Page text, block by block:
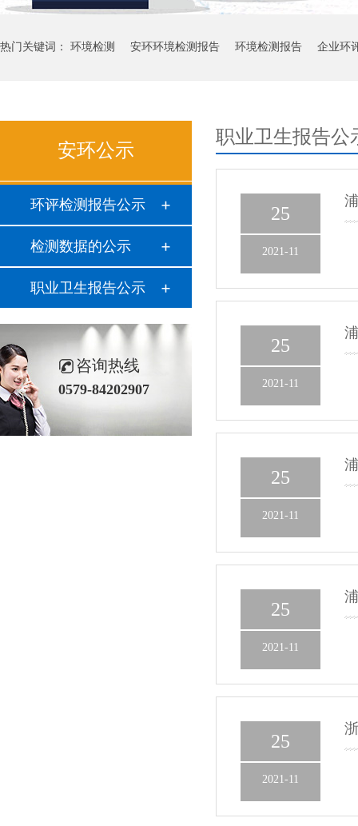
热门关键词： 环境检测 安环环境检测报告 环境检测报告 企业环
安环公示
环评检测报告公示
检测数据的公示
职业卫生报告公示
咨询热线
0579-84202907
职业卫生报告公
25
2021-11
25
2021-11
25
2021-11
25
2021-11
25
2021-11